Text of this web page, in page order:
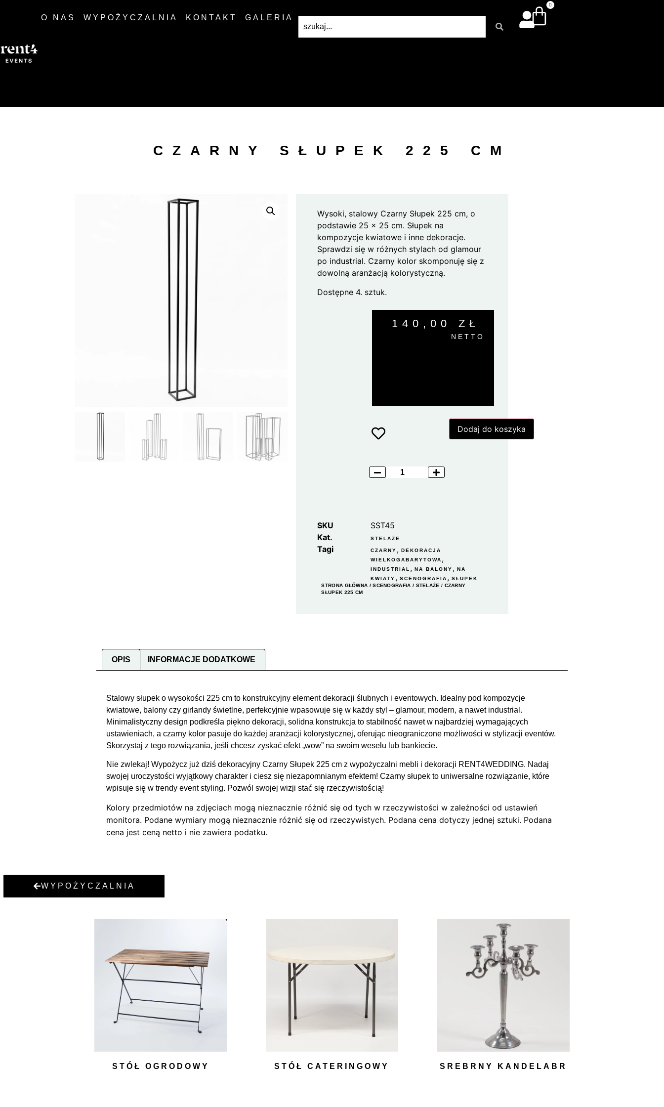
O NAS WYPOŻYCZALNIA KONTAKT GALERIA
0
CZARNY SŁUPEK 225 CM
Wysoki, stalowy Czarny Słupek 225 cm, o
podstawie 25 x 25 cm. Słupek na
kompozycje kwiatowe i inne dekoracje.
Sprawdzi się w różnych stylach od glamour
po industrial. Czarny kolor skomponuję się z
dowolną aranżacją kolorystyczną.
Dostępne 4. sztuk.
140,00 ZŁ
NETTO
Dodaj do koszyka
SKU
SST45
Kat.
STELAŻE
Tagi CZARNY ,
DEKORACJA
WIELKOGABARYTOWA ,
INDUSTRIAL , NA BALONY ,
NA
KWIATY , SCENOGRAFIA , SŁUPEK
STRONA GŁÓWNA /SCENOGRAFIA / STELAŻE / CZARNY
SŁUPEK 225 CM
OPIS INFORMACJE DODATKOWE
Stalowy słupek o wysokości 225 cm to konstrukcyjny element dekoracji ślubnych i eventowych. Idealny pod kompozycje
kwiatowe, balony czy girlandy świetlne, perfekcyjnie wpasowuje się w każdy styl – glamour, modern, a nawet industrial.
Minimalistyczny design podkreśla piękno dekoracji, solidna konstrukcja to stabilność nawet w najbardziej wymagających
ustawieniach, a czarny kolor pasuje do każdej aranżacji kolorystycznej, oferując nieograniczone możliwości w stylizacji eventów.
Skorzystaj z tego rozwiązania, jeśli chcesz zyskać efekt „wow” na swoim weselu lub bankiecie.
Nie zwlekaj! Wypożycz już dziś dekoracyjny Czarny Słupek 225 cm z wypożyczalni mebli i dekoracji RENT4WEDDING. Nadaj
swojej uroczystości wyjątkowy charakter i ciesz się niezapomnianym efektem! Czarny słupek to uniwersalne rozwiązanie, które
wpisuje się w trendy event styling. Pozwól swojej wizji stać się rzeczywistością!
Kolory przedmiotów na zdjęciach mogą nieznacznie różnić się od tych w rzeczywistości w zależności od ustawień
monitora. Podane wymiary mogą nieznacznie różnić się od rzeczywistych. Podana cena dotyczy jednej sztuki. Podana
cena jest ceną netto i nie zawiera podatku.
WYPOŻYCZALNIA
STÓŁ OGRODOWY
STÓŁ CATERINGOWY
SREBRNY KANDELABR